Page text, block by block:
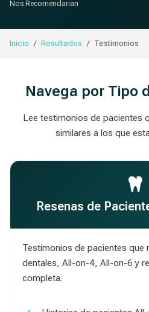
Nos Recomendarian
Inicio Resultados Testimonios
Navega por Tipo
Lee testimonios de pacientes
similares a los que
Resenas de
Testimonios de pacientes que
dentales, All-on-4, All-on-6 y
completa.